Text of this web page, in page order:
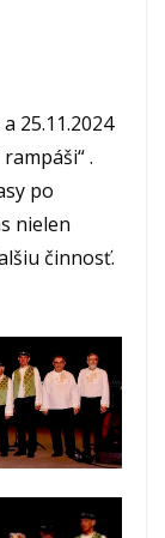
25.11.2024
.
po
nielen
činnosť.